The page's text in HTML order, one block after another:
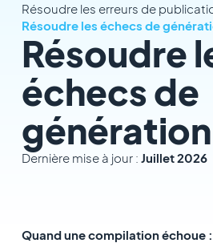
Résoudre les erreurs de
Résoudre les échecs de
Résoudre
échecs de
Dernière mise à jour : Juillet 2026
Quand une compilation échoue :